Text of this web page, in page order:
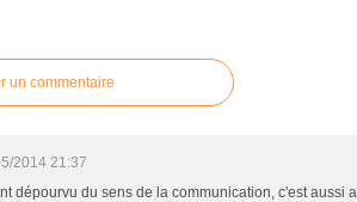
un commentaire
2014 21:37
dépourvu du sens de la communication, c'est aussi